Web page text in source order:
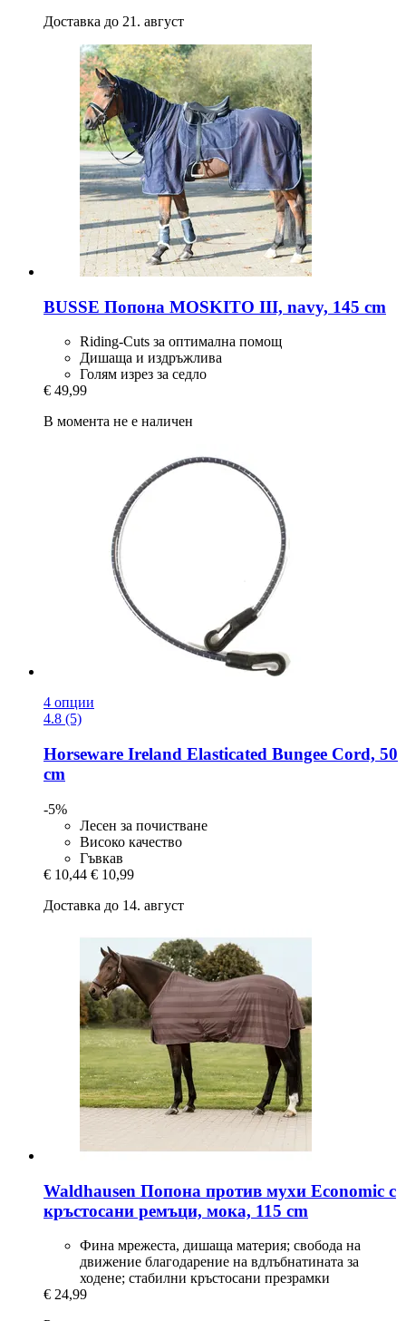
Доставка до 21. август
BUSSE Попона MOSKITO III, navy, 145 cm
Riding-Cuts за оптимална помощ
Дишаща и издръжлива
Голям изрез за седло
€ 49,99
В момента не е наличен
4 опции
4.8 (5)
Horseware Ireland Elasticated Bungee Cord, 50
cm
-5%
Лесен за почистване
Високо качество
Гъвкав
€ 10,44 € 10,99
Доставка до 14. август
Waldhausen Попона против мухи Economic с
кръстосани ремъци, мокa, 115 cm
Фина мрежеста, дишаща материя; свобода на
движение благодарение на вдлъбнатината за
ходене; стабилни кръстосани презрамки
€ 24,99